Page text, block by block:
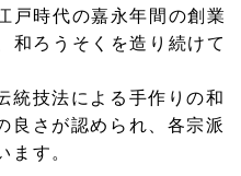
戸時代の嘉永年間の創業
和ろうそくを造り続けて
統技法による手作りの和
良さが認められ、各宗派
す。